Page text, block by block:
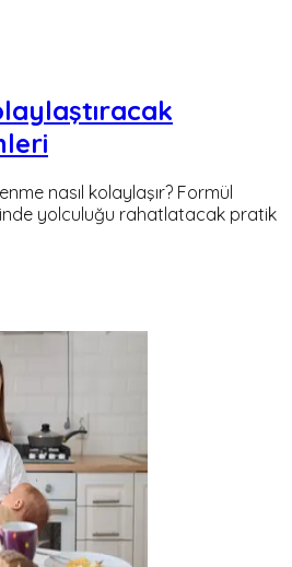
nasıl kolaylaşır? Formül
yolculuğu rahatlatacak pratik